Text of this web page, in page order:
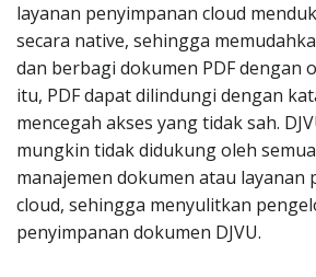
layanan penyimpanan cloud
secara native, sehingga
dan berbagi dokumen PDF dengan
itu, PDF dapat dilindungi dengan
mencegah akses yang tidak sah.
mungkin tidak didukung oleh
manajemen dokumen atau layanan
cloud, sehingga menyulitkan
penyimpanan dokumen DJVU.